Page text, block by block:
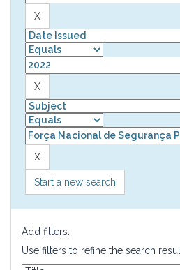
Start a new search
Add filters:
Use filters to refine the search